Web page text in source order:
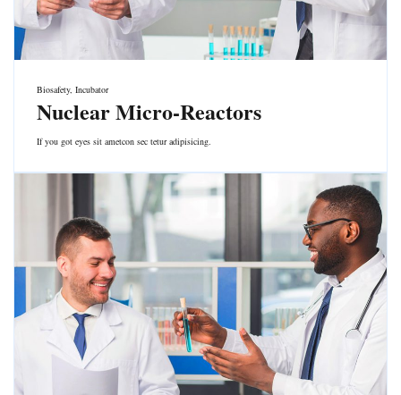
Biosafety, Incubator
Nuclear Micro-Reactors
If you got eyes sit ametcon sec tetur adipisicing.